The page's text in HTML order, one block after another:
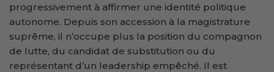
progressivement à affirmer une identité politique
autonome. Depuis son accession à la magistrature
suprême, il n’occupe plus la position du compagnon
de lutte, du candidat de substitution ou du
représentant d’un leadership empêché. Il est